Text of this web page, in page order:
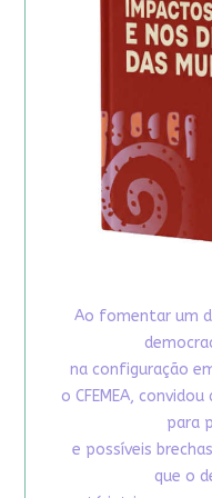
Ao fomentar um
na configuração
o CFEMEA,
para
e possíveis
que o